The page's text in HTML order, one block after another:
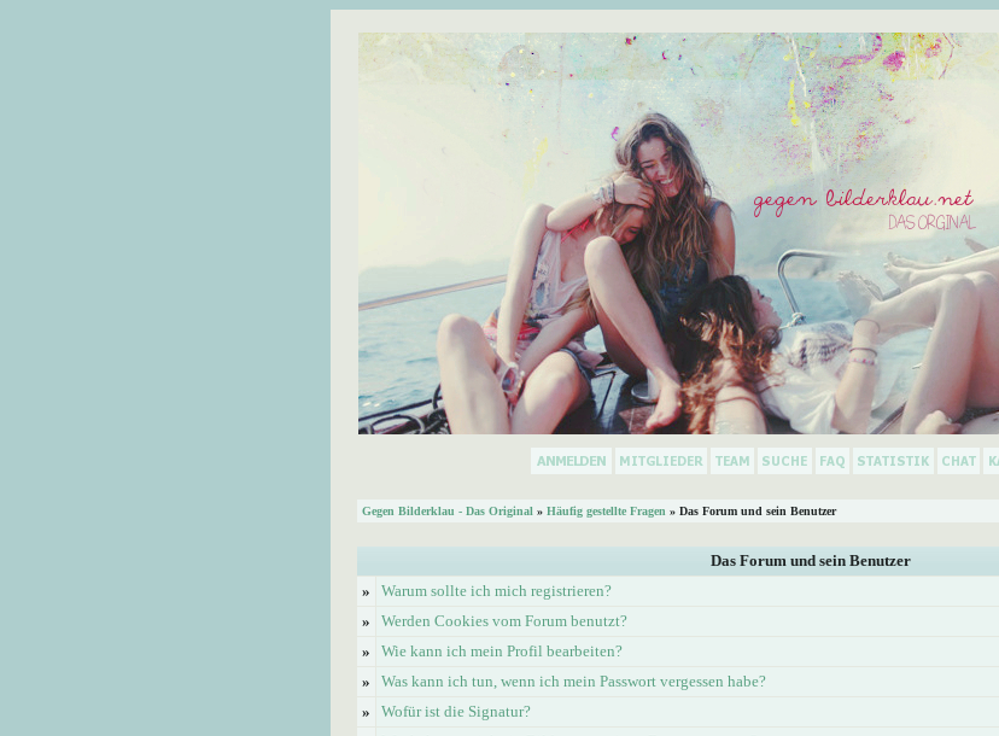
Gegen Bilderklau - Das Original » Häufig gestellte Fragen » Das Forum und sein Benutzer
Das Forum und sein Benutzer
»
Warum sollte ich mich registrieren?
»
Werden Cookies vom Forum benutzt?
»
Wie kann ich mein Profil bearbeiten?
»
Was kann ich tun, wenn ich mein Passwort vergessen habe?
»
Wofür ist die Signatur?